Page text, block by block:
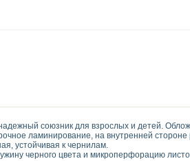
союзник для взрослых и детей.
ламинирование, на внутренней стороне
устойчивая к чернилам.
черного цвета и микроперфорацию